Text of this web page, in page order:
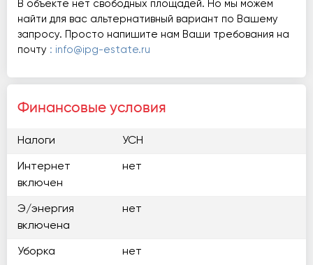
В объекте нет свободных площадей. Но мы можем
найти для вас альтернативный вариант по Вашему
запросу. Просто напишите нам Ваши требования на
почту : info@ipg-estate.ru
Финансовые условия
Налоги УСН
Интернет
включен
нет
Э/энергия
включена
нет
Уборка нет